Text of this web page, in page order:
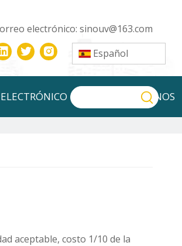
electrónico: sinouv@163.com
Español
CONTÁCTENOS
aceptable, costo 1/10 de la